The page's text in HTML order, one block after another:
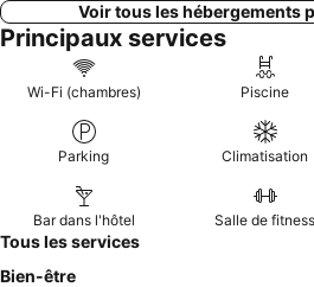
Voir tous les hébergements
Principaux services
Wi-Fi (chambres) Piscine
Parking Climatisation
Bar dans l'hôtel Salle de fitness
Tous les services
Bien-être